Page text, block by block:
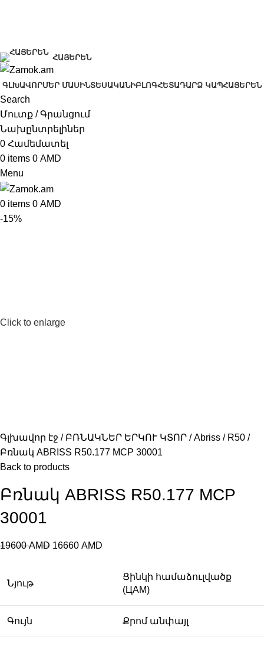
ՀԱՅԵՐԵՆ
ԳԼԽԱՎՈՐՄԵՐ ՄԱՍԻՆՏԵՍԱԿԱՆԻԲԼՈԳՀԵՏԱԴԱՐՁ ԿԱՊՀԱՅԵՐԵՆ
Search
Մուտք / Գրանցում
Նախընտրելիներ
0 Համեմատել
0 items 0 AMD
Menu
0 items 0 AMD
-15%
Click to enlarge
Գլխավոր էջ ԲՌՆԱԿՆԵՐ ԵՐԿՈՒ ԿՏՈՐ Abriss
R50
Բռնակ ABRISS R50.177 MCP 30001
Back to products
Բռնակ ABRISS R50.177 MCP
30001
19600AMD 16660 AMD
Նյութ
Ցինկի համաձուլվածք
(ЦАМ)
Գույն Քրոմ անփայլ